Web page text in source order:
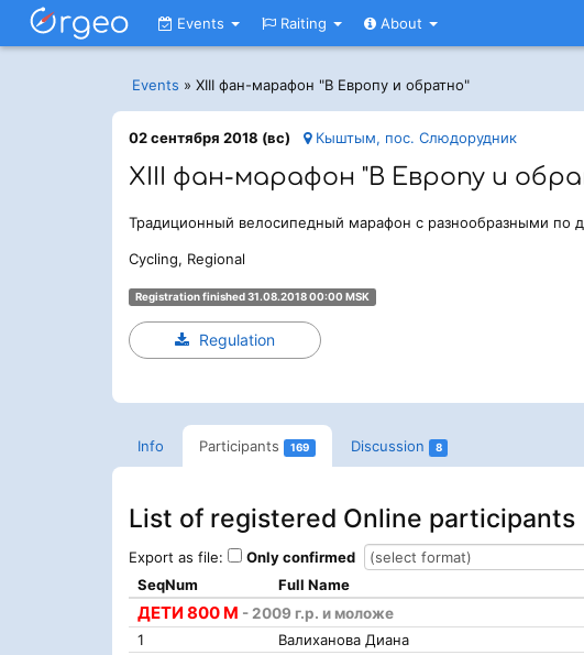
Events Raiting About
Events » XIII фан-марафон "В Европу и обратно"
02 сентября 2018 (вс) Кыштым, пос. Слюдорудник
XIII фан-марафон "В Европу и
Традиционный велосипедный марафон с разнообразными по
Cycling, Regional
Registration finished 31.08.2018 00:00 MSK
Regulation
Info Participants 169 Discussion 8
List of registered Online participants
Export as file: Only confirmed
ДЕТИ 800 М - 2009 г.р. и моложе
SeqNum Full Name
1 Валиханова Диана